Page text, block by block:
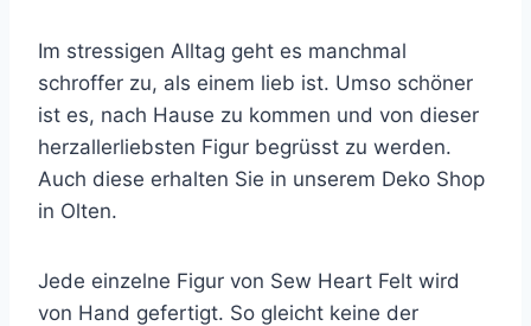
Im stressigen Alltag geht es manchmal
schroffer zu, als einem lieb ist. Umso schöner
ist es, nach Hause zu kommen und von dieser
herzallerliebsten Figur begrüsst zu werden.
Auch diese erhalten Sie in unserem Deko Shop
in Olten.
Jede einzelne Figur von Sew Heart Felt wird
von Hand gefertigt. So gleicht keine der